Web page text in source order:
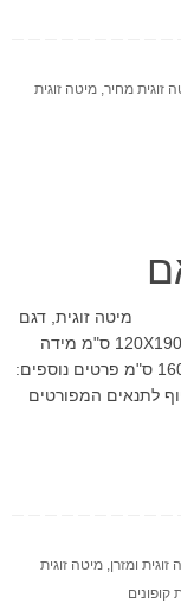
זוגית מחיר, מיטה זוגית
מיטה זוגית, דגם
7001 עם מזרן תואם מגוון מידות לבחירה: מידה 120X190 ס"מ מידה
140X190 ס"מ מידה 160X190 ס"מ מידה 160X200 ס"מ פרטים נוספים:
לתנאים המפורטים
זוגית ומזרן מיטה זוגית
קופונים